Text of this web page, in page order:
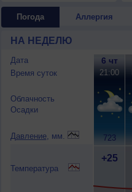
Погода Аллергия
НА НЕДЕЛЮ
Дата
Время суток
Облачность
Осадки
Давление, мм.
Температура
6 чт
21:00
723
+25